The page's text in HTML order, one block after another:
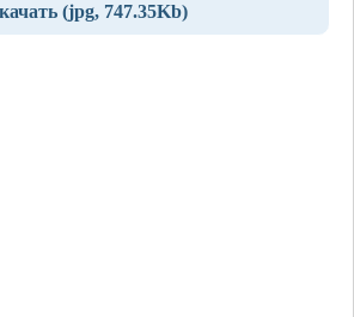
(jpg, 747.35Kb)